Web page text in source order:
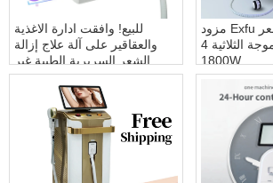
للبيع! وافقت ادارة الاغذية
والعقاقير على آلة علاج إزالة
الشعر السريرية الطبية غير
المؤلمة والدائمة
مزود Exfu آلة إزالة الشعر
بالليزر ذات الموجة الثلاثية 4K
1800W